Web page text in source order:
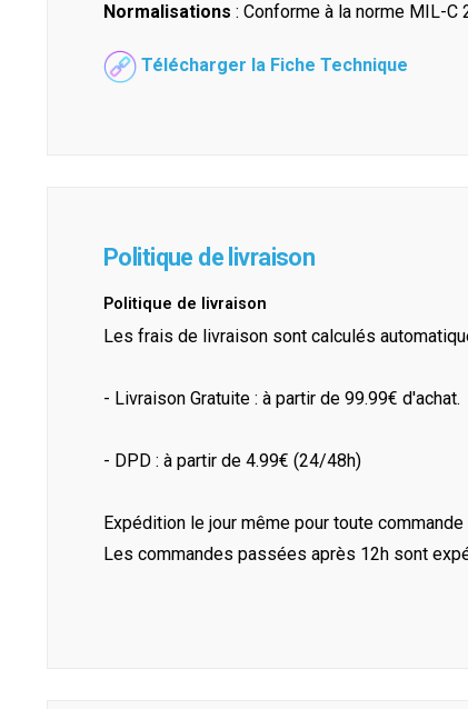
Normalisations : Conforme à la norme MIL-C
Télécharger la Fiche Technique
Politique de livraison
Politique de livraison
Les frais de livraison sont calculés
- Livraison Gratuite : à partir de 99.99€ d'achat.
- DPD : à partir de 4.99€ (24/48h)
Expédition le jour même pour toute
Les commandes passées après 12h sont